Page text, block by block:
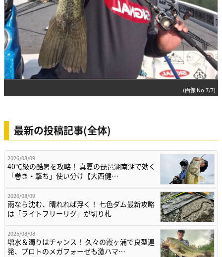
(画像 No.7/7)
最新の投稿記事(全体)
2026/08/09
40℃級の酷暑を攻略！ 真夏の琵琶湖南湖で効く
「巻き・撃ち」使い分け【大西健…
2026/08/09
雨なら沈む、晴れれば浮く！ 七色ダム最新攻略
は「ライトフリーリグ」が切り札
2026/08/08
増水＆濁りはチャンス！ 久々の霞ヶ浦で良型連
発、プロトのメガフォーゼも激ハマ…